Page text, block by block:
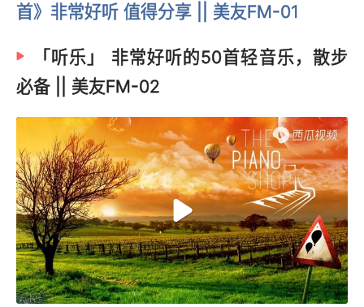
首》非常好听 值得分享 || 美友FM-01
「听乐」 非常好听的50首轻音乐，散步
必备 || 美友FM-02